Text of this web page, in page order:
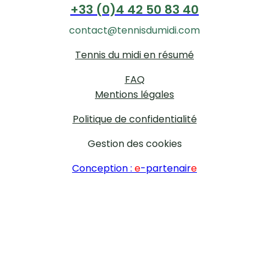
+33 (0)4 42 50 83 40
contact@tennisdumidi.com
Tennis du midi en résumé
FAQ
Mentions légales
Politique de confidentialité
Gestion des cookies
Conception : e-partenaire